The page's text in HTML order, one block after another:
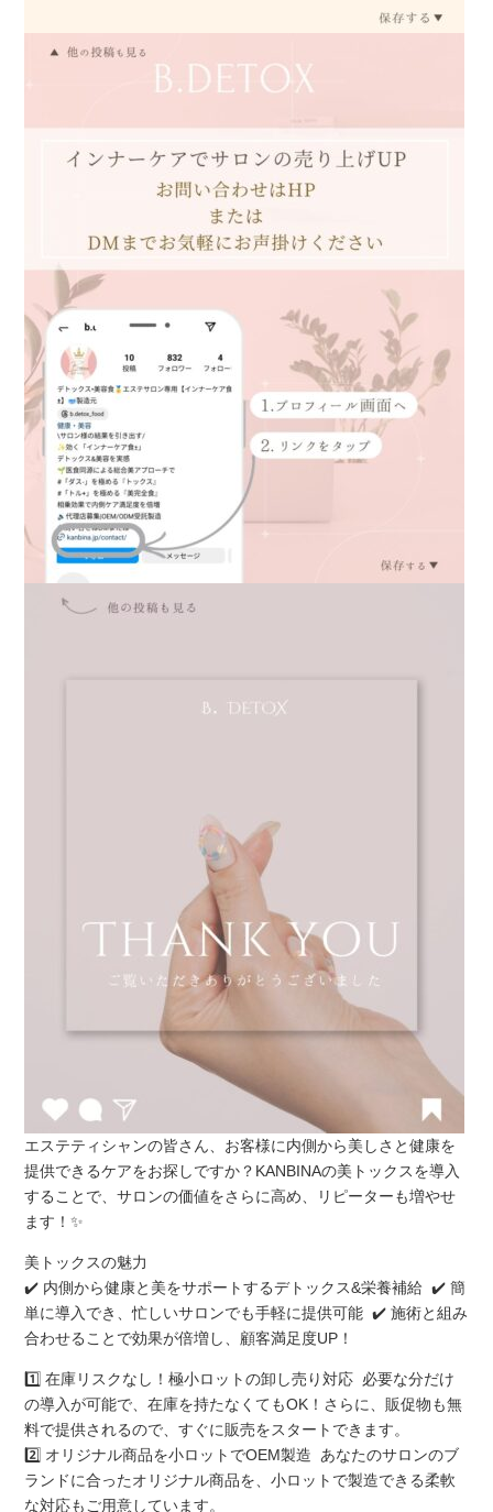
エステティシャンの皆さん、お客様に内側から美しさと健康を
提供できるケアをお探しですか？KANBINAの美トックスを導入
することで、サロンの価値をさらに高め、リピーターも増やせ
ます！✨
美トックスの魅力
✔️ 内側から健康と美をサポートするデトックス&栄養補給 ✔️ 簡
単に導入でき、忙しいサロンでも手軽に提供可能 ✔️ 施術と組み
合わせることで効果が倍増し、顧客満足度UP！
1️⃣ 在庫リスクなし！極小ロットの卸し売り対応 必要な分だけ
の導入が可能で、在庫を持たなくてもOK！さらに、販促物も無
料で提供されるので、すぐに販売をスタートできます。
2️⃣ オリジナル商品を小ロットでOEM製造 あなたのサロンのブ
ランドに合ったオリジナル商品を、小ロットで製造できる柔軟
な対応もご用意しています。